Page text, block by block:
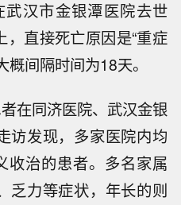
汉市金银潭医院去世
直接死亡原因是“重症
间隔时间为18天。
在同济医院、武汉金银
访发现，多家医院内均
收治的患者。多名家属
乏力等症状，年长的则